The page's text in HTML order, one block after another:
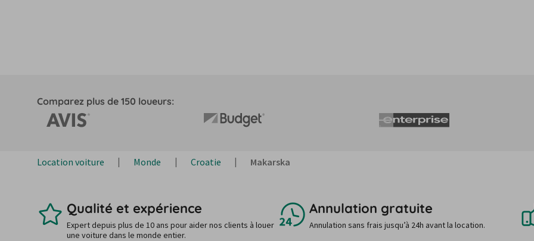
Comparez plus de 150 loueurs:
Location voiture Monde Croatie Makarska
Qualité et expérience
Expert depuis plus de 10 ans pour aider nos clients à louer
une voiture dans le monde entier.
Annulation gratuite
Annulation sans frais jusqu’à 24h avant la location.